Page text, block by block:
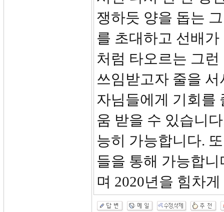
쟁하듯 양을 돕는
를 초대하고 선배
처럼 타오르는 그
쓰임받고자 줄을
자님들에게 기회를
움 받을 수 있습니
능히 가능합니다.
들을 통해 가능합
며 2020년을 힘차